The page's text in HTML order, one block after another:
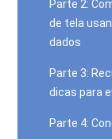
Parte 2:
de tela
dados
Parte 3:
dicas para
Parte 4: